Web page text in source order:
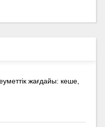
жағдайы: кеше,